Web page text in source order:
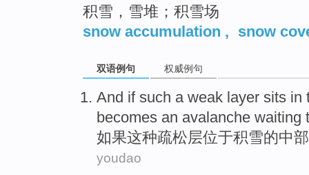
积雪，雪堆；积雪场
snow accumulation , snow
双语例句 权威例句
And if such a weak layer sits in
becomes an avalanche waiting
如果这种疏松层位于积雪的中部
youdao